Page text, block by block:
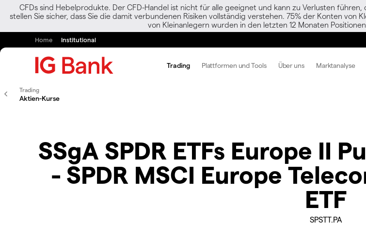
CFDs sind Hebelprodukte. Der CFD-Handel ist nicht für alle geeignet und kann zu Verlusten
stellen Sie sicher, dass Sie die damit verbundenen Risiken vollständig verstehen. 75% der Konten
von Kleinanlegern wurden in den letzten 12 Monaten
Home Institutional
Trading Plattformen und Tools Über uns Marktanalyse
Trading
Aktien-Kurse
SSgA SPDR ETFs Europe II
- SPDR MSCI Europe
ETF
SPSTT.PA